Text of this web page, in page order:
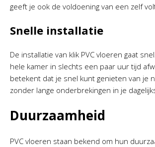
geeft je ook de voldoening van een zelf
Snelle installatie
De installatie van klik PVC vloeren gaat
hele kamer in slechts een paar uur tijd
betekent dat je snel kunt genieten van je
zonder lange onderbrekingen in je
Duurzaamheid
PVC vloeren staan bekend om hun